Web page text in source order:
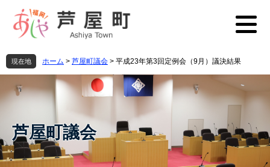
先
頭
す
を
飛
し
へ
現在地 ホーム > 芦屋町議会 > 平成23年第3回定例会（9月）議決結果
芦屋町議会